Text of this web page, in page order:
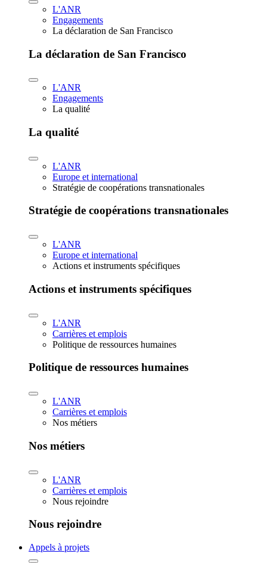
L'ANR
Engagements
La déclaration de San Francisco
La déclaration de San Francisco
L'ANR
Engagements
La qualité
La qualité
L'ANR
Europe et international
Stratégie de coopérations transnationales
Stratégie de coopérations transnationales
L'ANR
Europe et international
Actions et instruments spécifiques
Actions et instruments spécifiques
L'ANR
Carrières et emplois
Politique de ressources humaines
Politique de ressources humaines
L'ANR
Carrières et emplois
Nos métiers
Nos métiers
L'ANR
Carrières et emplois
Nous rejoindre
Nous rejoindre
Appels à projets